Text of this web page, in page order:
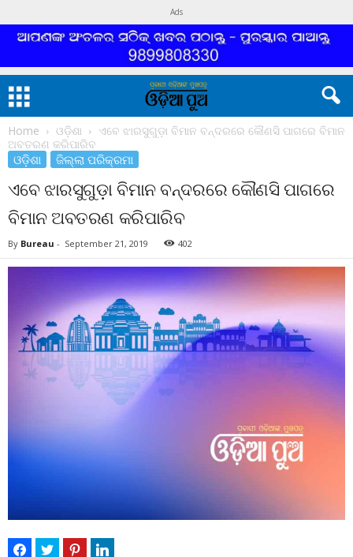
Ads
Home ଓଡ଼ିଶା
ଏବେ ଝାରସୁଗୁଡ଼ା ବିମାନ ବନ୍ଦରରେ କୌଣସି ପାଗରେ ବିମାନ
ଅବତରଣ କରିପାରିବ
ଓଡ଼ିଶା ଜିଲ୍ଲା ପରିକ୍ରମା
ଏବେ ଝାରସୁଗୁଡ଼ା ବିମାନ ବନ୍ଦରରେ କୌଣସି ପାଗରେ
ବିମାନ ଅବତରଣ କରିପାରିବ
By Bureau - September 21, 2019 402